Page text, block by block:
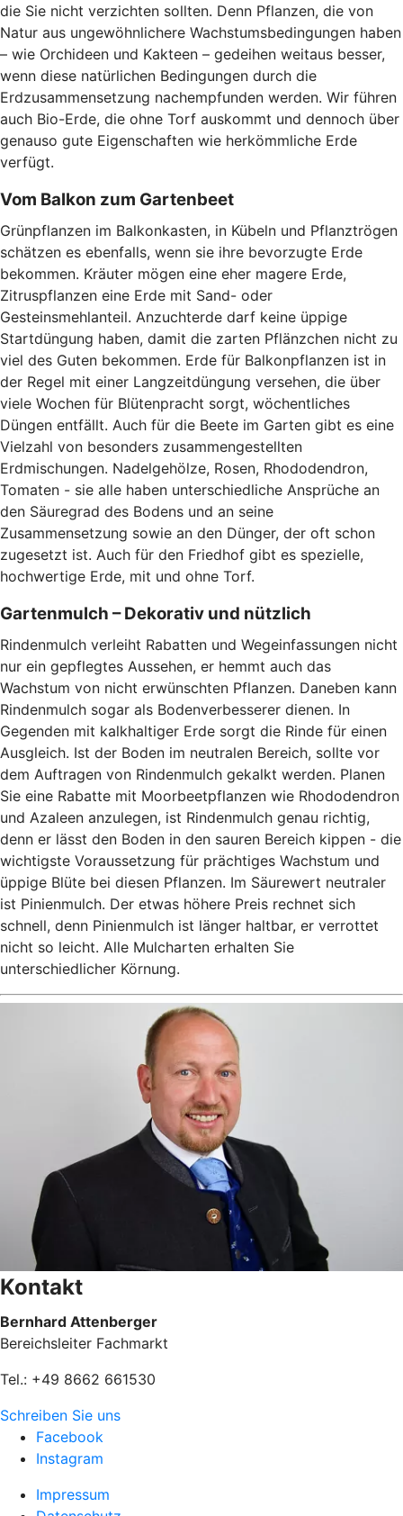
die Sie nicht verzichten sollten. Denn Pflanzen, die von
Natur aus ungewöhnlichere Wachstumsbedingungen haben
– wie Orchideen und Kakteen – gedeihen weitaus besser,
wenn diese natürlichen Bedingungen durch die
Erdzusammensetzung nachempfunden werden. Wir führen
auch Bio-Erde, die ohne Torf auskommt und dennoch über
genauso gute Eigenschaften wie herkömmliche Erde
verfügt.
Vom Balkon zum Gartenbeet
Grünpflanzen im Balkonkasten, in Kübeln und Pflanztrögen
schätzen es ebenfalls, wenn sie ihre bevorzugte Erde
bekommen. Kräuter mögen eine eher magere Erde,
Zitruspflanzen eine Erde mit Sand- oder
Gesteinsmehlanteil. Anzuchterde darf keine üppige
Startdüngung haben, damit die zarten Pflänzchen nicht zu
viel des Guten bekommen. Erde für Balkonpflanzen ist in
der Regel mit einer Langzeitdüngung versehen, die über
viele Wochen für Blütenpracht sorgt, wöchentliches
Düngen entfällt. Auch für die Beete im Garten gibt es eine
Vielzahl von besonders zusammengestellten
Erdmischungen. Nadelgehölze, Rosen, Rhododendron,
Tomaten - sie alle haben unterschiedliche Ansprüche an
den Säuregrad des Bodens und an seine
Zusammensetzung sowie an den Dünger, der oft schon
zugesetzt ist. Auch für den Friedhof gibt es spezielle,
hochwertige Erde, mit und ohne Torf.
Gartenmulch – Dekorativ und nützlich
Rindenmulch verleiht Rabatten und Wegeinfassungen nicht
nur ein gepflegtes Aussehen, er hemmt auch das
Wachstum von nicht erwünschten Pflanzen. Daneben kann
Rindenmulch sogar als Bodenverbesserer dienen. In
Gegenden mit kalkhaltiger Erde sorgt die Rinde für einen
Ausgleich. Ist der Boden im neutralen Bereich, sollte vor
dem Auftragen von Rindenmulch gekalkt werden. Planen
Sie eine Rabatte mit Moorbeetpflanzen wie Rhododendron
und Azaleen anzulegen, ist Rindenmulch genau richtig,
denn er lässt den Boden in den sauren Bereich kippen - die
wichtigste Voraussetzung für prächtiges Wachstum und
üppige Blüte bei diesen Pflanzen. Im Säurewert neutraler
ist Pinienmulch. Der etwas höhere Preis rechnet sich
schnell, denn Pinienmulch ist länger haltbar, er verrottet
nicht so leicht. Alle Mulcharten erhalten Sie
unterschiedlicher Körnung.
Kontakt
Bernhard Attenberger
Bereichsleiter Fachmarkt
Tel.: +49 8662 661530
Schreiben Sie uns
Facebook
Instagram
Impressum